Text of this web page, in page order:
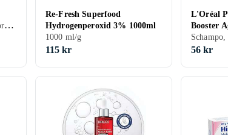
Eksem/tør hud, Psoriasis, Forbrændinger/skoldning, Udslæt, Salve, 30 ml/g
Re-Fresh Superfood
Hydrogenperoxid 3% 1000ml
1000 ml/g
115 kr
L'Oréal
Booster
56 kr